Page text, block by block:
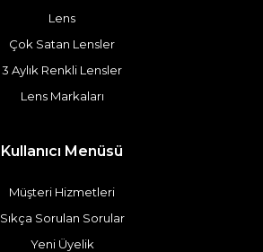
Lens
Çok Satan Lensler
3 Aylık Renkli Lensler
Lens Markaları
Kullanıcı Menüsü
Müşteri Hizmetleri
Sıkça Sorulan Sorular
Yeni Üyelik